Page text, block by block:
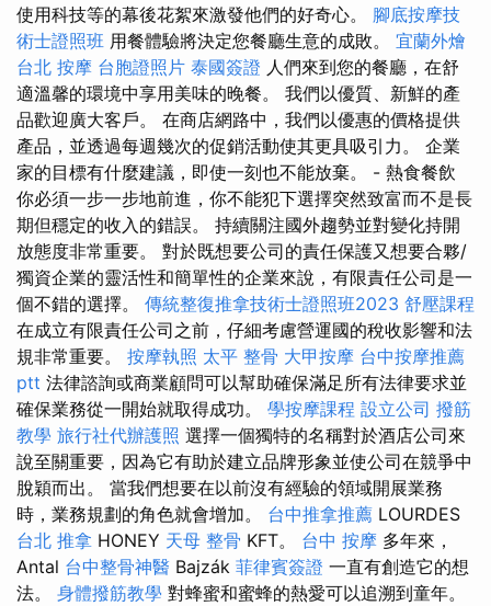
使用科技等的幕後花絮來激發他們的好奇心。 腳底按摩技
術士證照班 用餐體驗將決定您餐廳生意的成敗。 宜蘭外燴
台北 按摩 台胞證照片 泰國簽證 人們來到您的餐廳，在舒
適溫馨的環境中享用美味的晚餐。 我們以優質、新鮮的產
品歡迎廣大客戶。 在商店網路中，我們以優惠的價格提供
產品，並透過每週幾次的促銷活動使其更具吸引力。 企業
家的目標有什麼建議，即使一刻也不能放棄。 - 熱食餐飲
你必須一步一步地前進，你不能犯下選擇突然致富而不是長
期但穩定的收入的錯誤。 持續關注國外趨勢並對變化持開
放態度非常重要。 對於既想要公司的責任保護又想要合夥/
獨資企業的靈活性和簡單性的企業來說，有限責任公司是一
個不錯的選擇。 傳統整復推拿技術士證照班2023 舒壓課程
在成立有限責任公司之前，仔細考慮營運國的稅收影響和法
規非常重要。 按摩執照 太平 整骨 大甲按摩 台中按摩推薦
ptt 法律諮詢或商業顧問可以幫助確保滿足所有法律要求並
確保業務從一開始就取得成功。 學按摩課程 設立公司 撥筋
教學 旅行社代辦護照 選擇一個獨特的名稱對於酒店公司來
說至關重要，因為它有助於建立品牌形象並使公司在競爭中
脫穎而出。 當我們想要在以前沒有經驗的領域開展業務
時，業務規劃的角色就會增加。 台中推拿推薦 LOURDES
台北 推拿 HONEY 天母 整骨 KFT。 台中 按摩 多年來，
Antal 台中整骨神醫 Bajzák 菲律賓簽證 一直有創造它的想
法。 身體撥筋教學 對蜂蜜和蜜蜂的熱愛可以追溯到童年。